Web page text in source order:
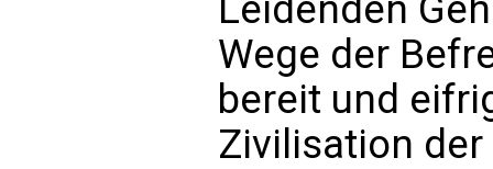
Wege der
bereit und
Zivilisation